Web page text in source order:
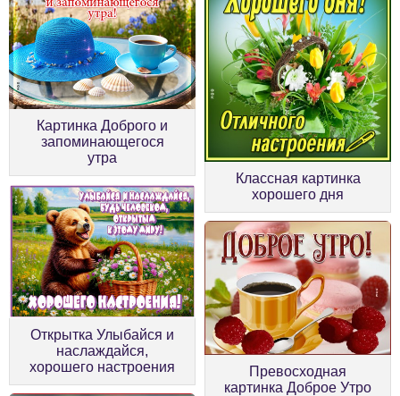
Картинка Доброго и
запоминающегося
утра
Классная картинка
хорошего дня
Открытка Улыбайся и
наслаждайся,
хорошего настроения
Превосходная
картинка Доброе Утро